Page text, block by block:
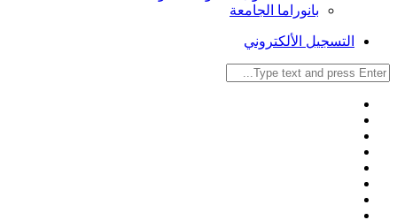
بانوراما الجامعة
التسجيل الألكتروني